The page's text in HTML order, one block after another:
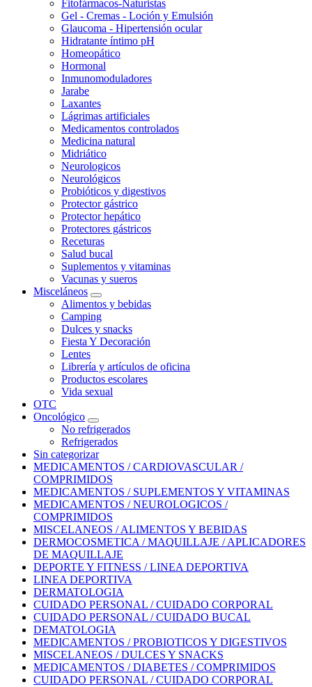
Fitofármacos-Naturistas
Gel - Cremas - Loción y Emulsión
Glaucoma - Hipertensión ocular
Hidratante íntimo pH
Homeopático
Hormonal
Inmunomoduladores
Jarabe
Laxantes
Lágrimas artificiales
Medicamentos controlados
Medicina natural
Midriático
Neurologicos
Neurológicos
Probióticos y digestivos
Protector gástrico
Protector hepático
Protectores gástricos
Receturas
Salud bucal
Suplementos y vitaminas
Vacunas y sueros
Misceláneos
Alimentos y bebidas
Camping
Dulces y snacks
Fiesta Y Decoración
Lentes
Librería y artículos de oficina
Productos escolares
Vida sexual
OTC
Oncológico
No refrigerados
Refrigerados
Sin categorizar
MEDICAMENTOS / CARDIOVASCULAR /
COMPRIMIDOS
MEDICAMENTOS / SUPLEMENTOS Y VITAMINAS
MEDICAMENTOS / NEUROLOGICOS /
COMPRIMIDOS
MISCELANEOS / ALIMENTOS Y BEBIDAS
DERMOCOSMETICA / MAQUILLAJE / APLICADORES
DE MAQUILLAJE
DEPORTE Y FITNESS / LINEA DEPORTIVA
LINEA DEPORTIVA
DERMATOLOGIA
CUIDADO PERSONAL / CUIDADO CORPORAL
CUIDADO PERSONAL / CUIDADO BUCAL
DEMATOLOGIA
MEDICAMENTOS / PROBIOTICOS Y DIGESTIVOS
MISCELANEOS / DULCES Y SNACKS
MEDICAMENTOS / DIABETES / COMPRIMIDOS
CUIDADO PERSONAL / CUIDADO CORPORAL